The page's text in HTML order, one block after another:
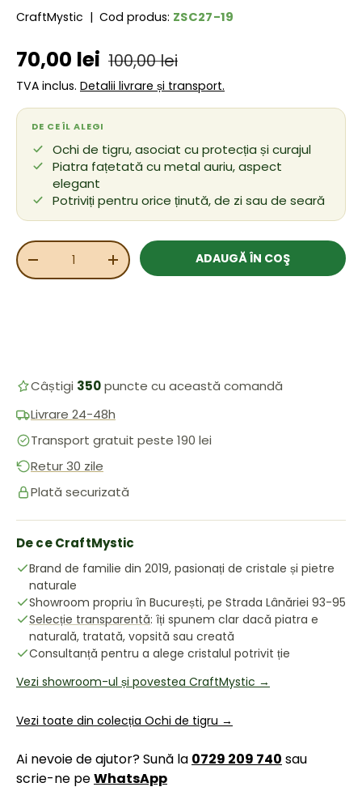
CraftMystic | Cod produs: ZSC27-19
Preț de vânzare
70,00 lei Preț obișnuit
100,00 lei
TVA inclus. Detalii livrare și transport.
DE CE ÎL ALEGI
Ochi de tigru, asociat cu protecția și curajul
Piatra fațetată cu metal auriu, aspect
elegant
Potriviți pentru orice ținută, de zi sau de seară
Cant.
REDUCEȚI CANTITATEAMĂRIȚI CANTITATEAADAUGĂ ÎN COŞ
Câștigi 350puncte cu această comandă
Livrare 24-48h
Transport gratuit peste 190 lei
Retur 30 zile
Plată securizată
De ce CraftMystic
Brand de familie din 2019, pasionați de cristale și pietre
naturale
Showroom propriu în București, pe Strada Lânăriei 93-95
Selecție transparentă: îți spunem clar dacă piatra e
naturală, tratată, vopsită sau creată
Consultanță pentru a alege cristalul potrivit ție
Vezi showroom-ul și povestea CraftMystic →
Vezi toate din colecția Ochi de tigru →
Ai nevoie de ajutor? Sună la 0729 209 740 sau
scrie-ne peWhatsApp